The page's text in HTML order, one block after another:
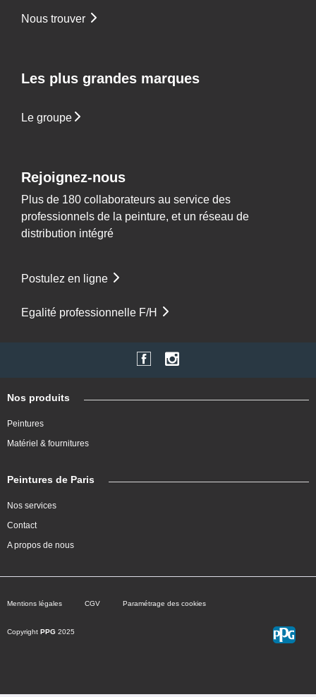
Nous trouver
Les plus grandes marques
Le groupe
Rejoignez-nous
Plus de 180 collaborateurs au service des
professionnels de la peinture, et un réseau de
distribution intégré
Postulez en ligne
Egalité professionnelle F/H
Nos produits
Peintures
Matériel & fournitures
Peintures de Paris
Nos services
Contact
A propos de nous
Mentions légales CGV Paramétrage des cookies
Copyright PPG 2025